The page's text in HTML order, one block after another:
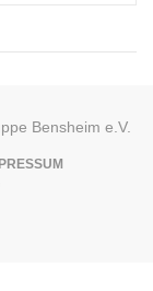
Bensheim e.V.